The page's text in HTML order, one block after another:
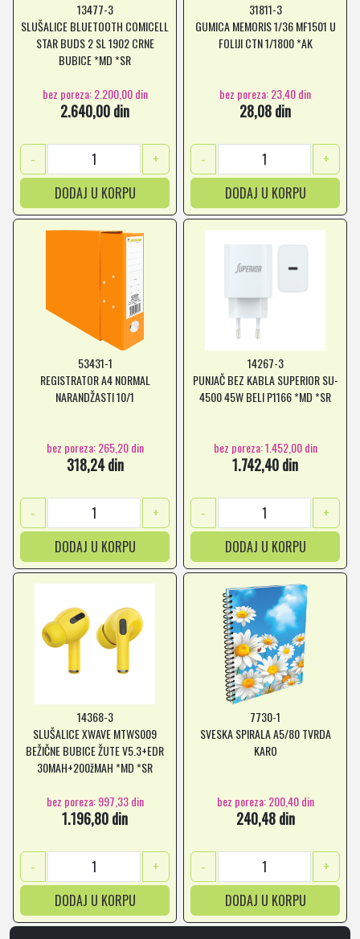
13477-3
SLUŠALICE BLUETOOTH COMICELL
STAR BUDS 2 SL 1902 CRNE
BUBICE *MD *SR
bez poreza: 2.200,00 din
2.640,00 din
-
+
DODAJ U KORPU
31811-3
GUMICA MEMORIS 1/36 MF1501 U
FOLIJI CTN 1/1800 *AK
bez poreza: 23,40 din
28,08 din
-
+
DODAJ U KORPU
53431-1
REGISTRATOR A4 NORMAL
NARANDŽASTI 10/1
bez poreza: 265,20 din
318,24 din
-
+
DODAJ U KORPU
14267-3
PUNJAČ BEZ KABLA SUPERIOR SU-
4500 45W BELI P1166 *MD *SR
bez poreza: 1.452,00 din
1.742,40 din
-
+
DODAJ U KORPU
14368-3
SLUŠALICE XWAVE MTWS009
BEŽIČNE BUBICE ŽUTE V5.3+EDR
30MAH+200žMAH *MD *SR
bez poreza: 997,33 din
1.196,80 din
-
+
DODAJ U KORPU
7730-1
SVESKA SPIRALA A5/80 TVRDA
KARO
bez poreza: 200,40 din
240,48 din
-
+
DODAJ U KORPU